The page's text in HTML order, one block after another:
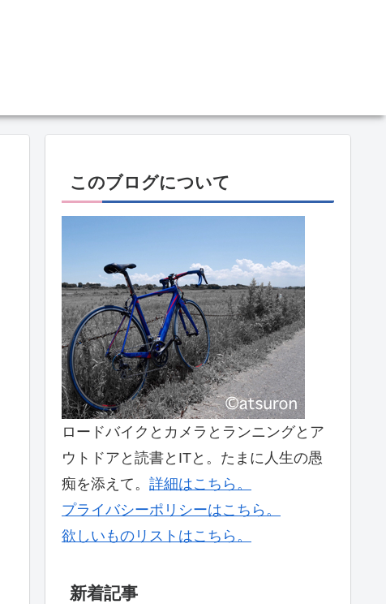
このブログについて
ロードバイクとカメラとランニングとア
ウトドアと読書とITと。たまに人生の愚
痴を添えて。 詳細はこちら。
プライバシーポリシーはこちら。
欲しいものリストはこちら。
新着記事